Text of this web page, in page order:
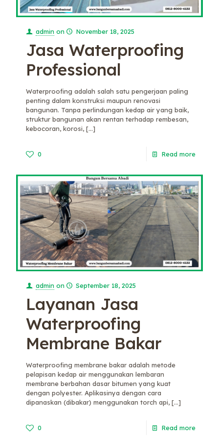
admin on November 18, 2025
Jasa Waterproofing
Professional
Waterproofing adalah salah satu pengerjaan paling
penting dalam konstruksi maupun renovasi
bangunan. Tanpa perlindungan kedap air yang baik,
struktur bangunan akan rentan terhadap rembesan,
kebocoran, korosi, […]
0 Read more
admin on September 18, 2025
Layanan Jasa
Waterproofing
Membrane Bakar
Waterproofing membrane bakar adalah metode
pelapisan kedap air menggunakan lembaran
membrane berbahan dasar bitumen yang kuat
dengan polyester. Aplikasinya dengan cara
dipanaskan (dibakar) menggunakan torch api, […]
0 Read more